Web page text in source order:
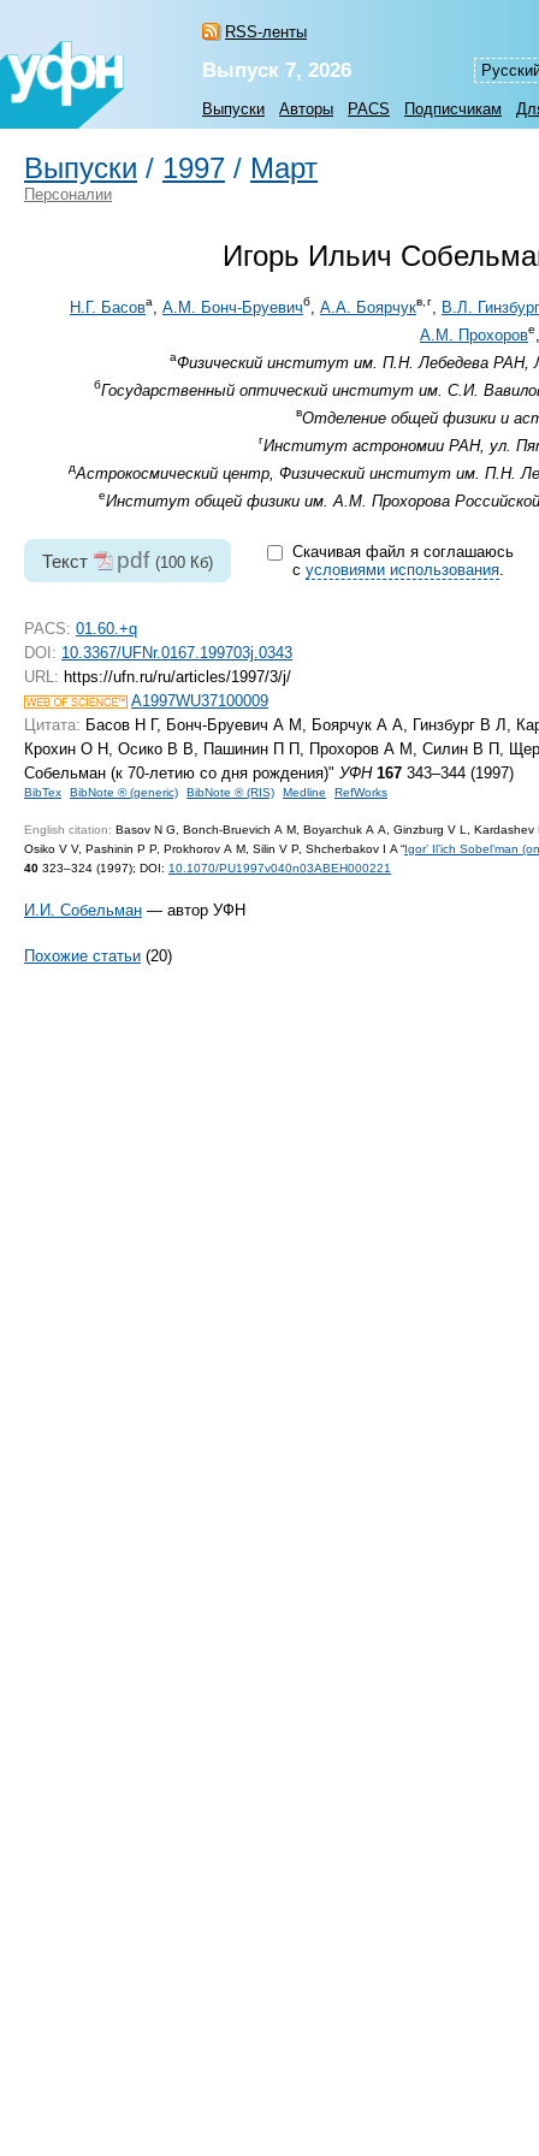
RSS-ленты
Выпуск 7, 2026
Выпуски Авторы PACS Подписчикам
Выпуски / 1997 / Март
Персоналии
Игорь Ильич
Н.Г. Басова, А.М. Бонч-Бруевичб, А.А. Боярчукв, г, В.Л. Гинзбург
А.М. Прохорове
аФизический институт им. П.Н. Лебедева РАН,
бГосударственный оптический институт им. С.И.
вОтделение общей физики и
гИнститут астрономии РАН, ул.
дАстрокосмический центр, Физический институт им. П.Н.
еИнститут общей физики им. А.М. Прохорова Российской
Текст pdf (100 Кб)
Скачивая файл я соглашаюсь
с условиями использования.
PACS: 01.60.+q
DOI: 10.3367/UFNr.0167.199703j.0343
URL: https://ufn.ru/ru/articles/1997/3/j/
A1997WU37100009
Цитата: Басов Н Г, Бонч-Бруевич А М, Боярчук А А, Гинзбург В Л,
Крохин О Н, Осико В В, Пашинин П П, Прохоров А М, Силин В П,
Собельман (к 70-летию со дня рождения)" УФН 167 343–344 (1997)
BibTex BibNote ® (generic) BibNote ® (RIS) Medline RefWorks
English citation: Basov N G, Bonch-Bruevich A M, Boyarchuk A A, Ginzburg V L,
Osiko V V, Pashinin P P, Prokhorov A M, Silin V P, Shcherbakov I A “Igor’ Il’ich Sobel’man
40 323–324 (1997); DOI: 10.1070/PU1997v040n03ABEH000221
И.И. Собельман — автор УФН
Похожие статьи (20)